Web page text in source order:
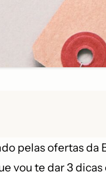
pelas ofertas
vou te dar 3